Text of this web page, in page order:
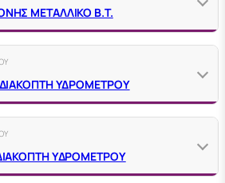
ΜΕΤΑΛΛΙΚΟ Β.Τ.
ΔΙΑΚΟΠΤΗ ΥΔΡΟΜΕΤΡΟΥ
ΔΙΑΚΟΠΤΗ ΥΔΡΟΜΕΤΡΟΥ